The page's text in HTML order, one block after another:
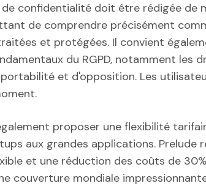
confidentialité doit être rédigée de
de comprendre précisément
et protégées. Il convient
du RGPD, notamment les
et d'opposition. Les
proposer une flexibilité
aux grandes applications. Prelude
et une réduction des coûts de
couverture mondiale